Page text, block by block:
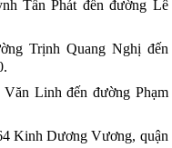
Tấn Phát đến đường Lê
Trịnh Quang Nghị đến
Linh đến đường Phạm
Kinh Dương Vương, quận